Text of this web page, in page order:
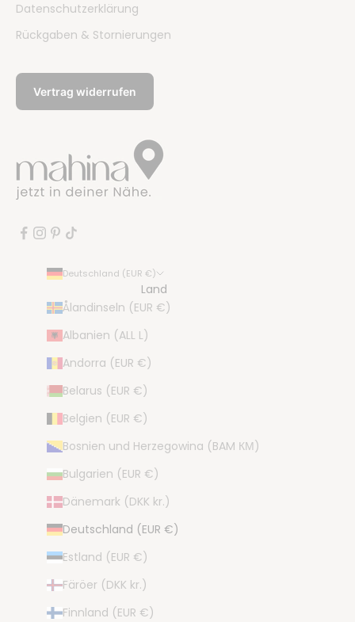
Datenschutzerklärung
Rückgaben & Stornierungen
Vertrag widerrufen
Deutschland (EUR €)
Land
Ålandinseln (EUR €)
Albanien (ALL L)
Andorra (EUR €)
Belarus (EUR €)
Belgien (EUR €)
Bosnien und Herzegowina (BAM КМ)
Bulgarien (EUR €)
Dänemark (DKK kr.)
Deutschland (EUR €)
Estland (EUR €)
Färöer (DKK kr.)
Finnland (EUR €)